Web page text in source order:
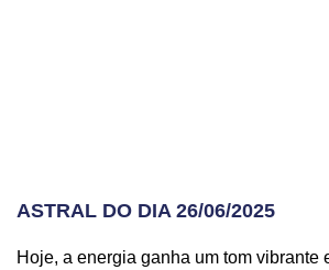
ASTRAL DO DIA 26/06/2025
Hoje, a energia ganha um tom vibrante